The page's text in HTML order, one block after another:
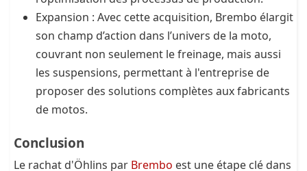
Expansion : Avec cette acquisition, Brembo élargit
son champ d’action dans l’univers de la moto,
couvrant non seulement le freinage, mais aussi
les suspensions, permettant à l'entreprise de
proposer des solutions complètes aux fabricants
de motos.
Conclusion
Le rachat d'Öhlins par Brembo est une étape clé dans